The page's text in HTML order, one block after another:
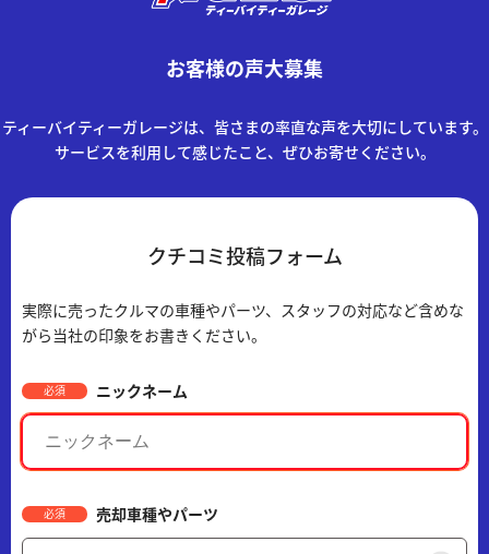
お客様の声大募集
ティーバイティーガレージは、皆さまの率直な声を大切にしています。
サービスを利用して感じたこと、ぜひお寄せください。
クチコミ投稿フォーム
実際に売ったクルマの車種やパーツ、スタッフの対応など含めな
がら当社の印象をお書きください。
必須 ニックネーム
必須 売却車種やパーツ